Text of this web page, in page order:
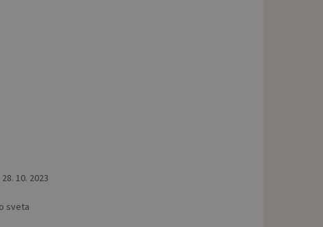
28. 10. 2023
sveta